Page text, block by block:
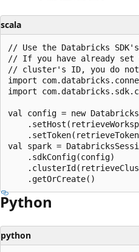
scala
// Use the Databricks
// If you have already set
// cluster's ID, you do
import
import
val config = new
val spark =
    .sdkConfig(config)
Python
python